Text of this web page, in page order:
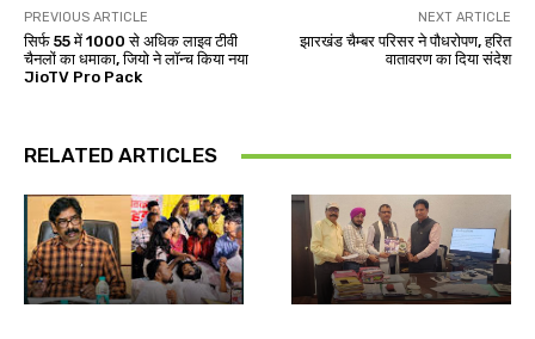
PREVIOUS ARTICLE
सिर्फ ₹55 में 1000 से अधिक लाइव टीवी
चैनलों का धमाका, जियो ने लॉन्च किया नया
JioTV Pro Pack
NEXT ARTICLE
झारखंड चैम्बर परिसर ने पौधरोपण, हरित
वातावरण का दिया संदेश
RELATED ARTICLES